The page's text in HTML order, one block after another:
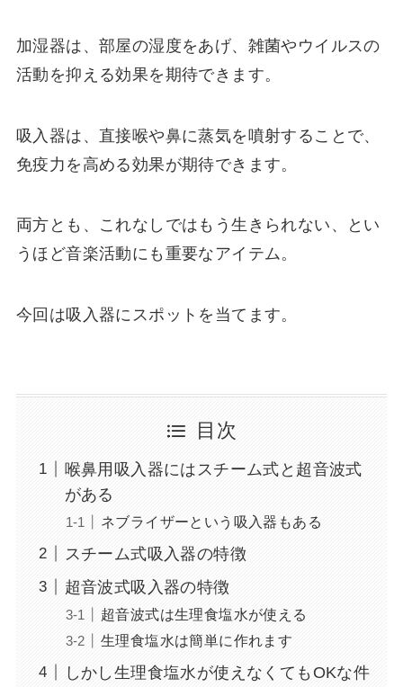
加湿器は、部屋の湿度をあげ、雑菌やウイルスの
活動を抑える効果を期待できます。
吸入器は、直接喉や鼻に蒸気を噴射することで、
免疫力を高める効果が期待できます。
両方とも、これなしではもう生きられない、とい
うほど音楽活動にも重要なアイテム。
今回は吸入器にスポットを当てます。
目次
喉鼻用吸入器にはスチーム式と超音波式
がある
ネブライザーという吸入器もある
スチーム式吸入器の特徴
超音波式吸入器の特徴
超音波式は生理食塩水が使える
生理食塩水は簡単に作れます
しかし生理食塩水が使えなくてもOKな件